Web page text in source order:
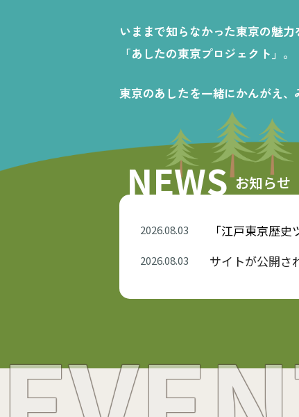
いままで知らなかった東京の魅
「あしたの東京プロジェクト」。
東京のあしたを一緒にかんがえ、
NEWS お知らせ
2026.08.03 「江戸東京歴
2026.08.03 サイトが公開さ